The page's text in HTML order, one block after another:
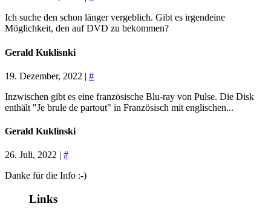
Ich suche den schon länger vergeblich. Gibt es irgendeine
Möglichkeit, den auf DVD zu bekommen?
Gerald Kuklisnki
19. Dezember, 2022 | #
Inzwischen gibt es eine französische Blu-ray von Pulse. Die Disk
enthält "Je brule de partout" in Französisch mit englischen...
Gerald Kuklinski
26. Juli, 2022 | #
Danke für die Info :-)
Links